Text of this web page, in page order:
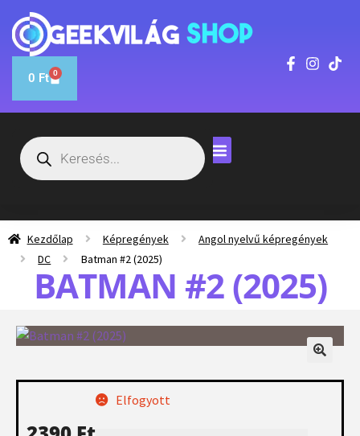
0 Ft 0
Kezdőlap Képregények
Angol nyelvű képregények
DC
Batman #2 (2025)
BATMAN #2 (2025)
Elfogyott